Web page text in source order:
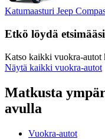
Katumaasturi Jeep
Etkö löydä
Katso kaikki vuokra-autot
Näytä kaikki vuokra-autot
Matkusta
avulla
Vuokra-autot